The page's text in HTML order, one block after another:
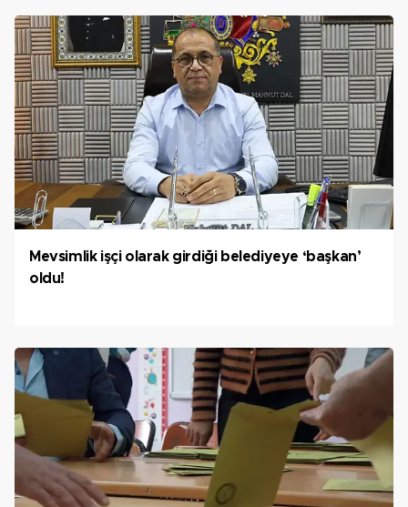
Mevsimlik işçi olarak girdiği belediyeye ‘başkan’
oldu!